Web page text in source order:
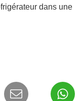
dans une